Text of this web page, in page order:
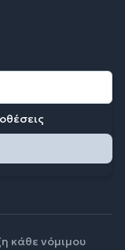
κάθε νόμιμου